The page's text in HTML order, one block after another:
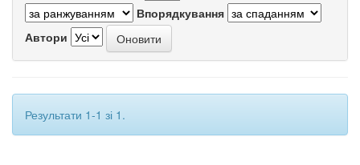
Впорядкування
Автори
Результати 1-1 зі 1.